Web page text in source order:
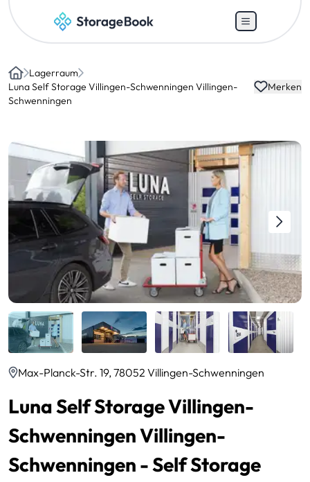
Home
Lagerraum
Luna Self Storage Villingen-Schwenningen Villingen-
Schwenningen
Merken
Max-Planck-Str. 19, 78052 Villingen-Schwenningen
Luna Self Storage Villingen-
Schwenningen Villingen-
Schwenningen - Self Storage